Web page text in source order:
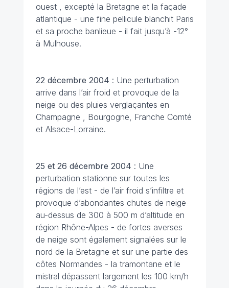
ouest , excepté la Bretagne et la façade
atlantique - une fine pellicule blanchit Paris
et sa proche banlieue - il fait jusqu’à -12°
à Mulhouse.
22 décembre 2004 : Une perturbation
arrive dans l’air froid et provoque de la
neige ou des pluies verglaçantes en
Champagne , Bourgogne, Franche Comté
et Alsace-Lorraine.
25 et 26 décembre 2004 : Une
perturbation stationne sur toutes les
régions de l’est - de l’air froid s’infiltre et
provoque d’abondantes chutes de neige
au-dessus de 300 à 500 m d’altitude en
région Rhône-Alpes - de fortes averses
de neige sont également signalées sur le
nord de la Bretagne et sur une partie des
côtes Normandes - la tramontane et le
mistral dépassent largement les 100 km/h